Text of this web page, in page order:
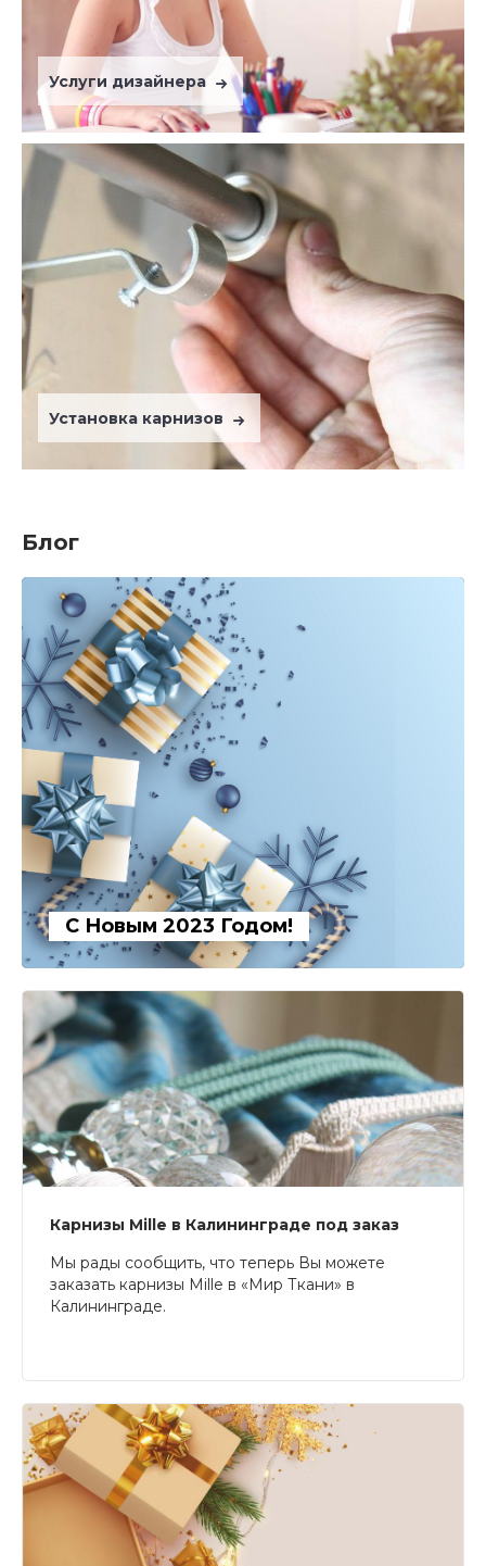
Услуги дизайнера
Установка карнизов
Блог
С Новым 2023 Годом!
Карнизы Mille в Калининграде под заказ
Мы рады сообщить, что теперь Вы можете
заказать карнизы Mille в «Мир Ткани» в
Калининграде.